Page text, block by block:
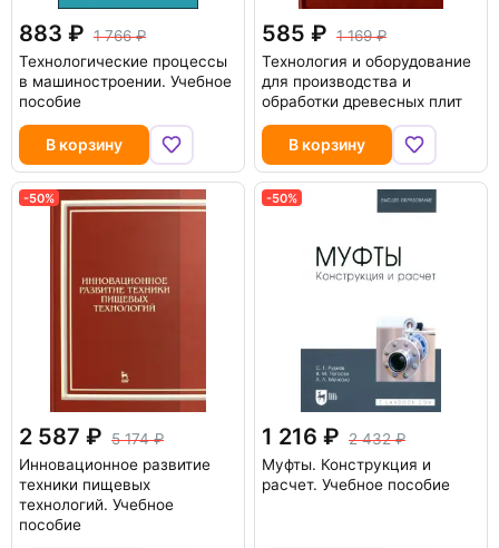
883
1 766
Технологические процессы
в машиностроении. Учебное
пособие
В корзину
585
1 169
Технология и оборудование
для производства и
обработки древесных плит
В корзину
-50%
2 587
5 174
Инновационное развитие
техники пищевых
технологий. Учебное
пособие
-50%
1 216
2 432
Муфты. Конструкция и
расчет. Учебное пособие